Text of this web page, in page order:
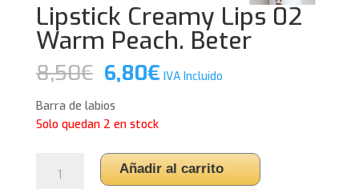
Lipstick Creamy Lips 02
Warm Peach. Beter
8,50€ El
precio
original
era:
8,50€.
6,80€El
6,80€.
IVA Incluido
Barra de labios
Solo quedan 2 en stock
Creamy
Añadir al carrito